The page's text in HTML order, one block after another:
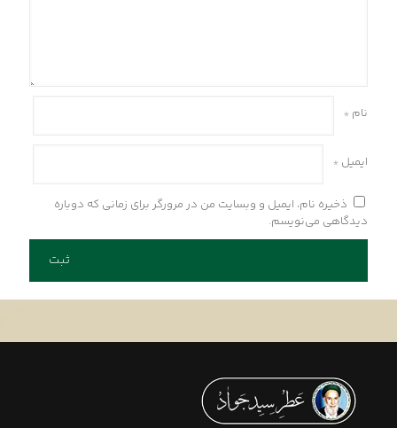
نام *
ایمیل *
ذخیره نام، ایمیل و وبسایت من در مرورگر برای زمانی که دوباره
دیدگاهی می‌نویسم.